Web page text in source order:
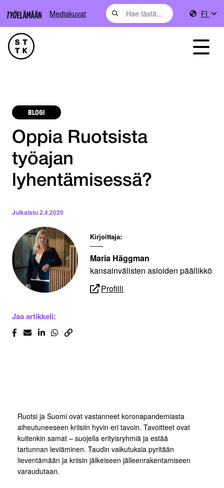
Mediakuvat FI
BLOGI
Oppia Ruotsista
työajan
lyhentämisessä?
Julkaistu2.4.2020
Kirjoittaja:
Maria Häggman
kansainvälisten asioiden päällikkö
Profiili
Jaa artikkeli:
Ruotsi ja Suomi ovat vastanneet koronapandemiasta
aiheutuneeseen kriisiin hyvin eri tavoin. Tavoitteet ovat
kuitenkin samat – suojella erityisryhmiä ja estää
tartunnan leviäminen. Taudin vaikutuksia pyritään
lieventämään ja kriisin jälkeiseen jälleenrakentamiseen
varaudutaan.